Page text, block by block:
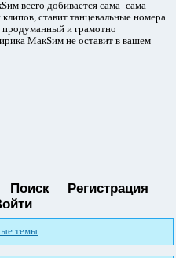
всего добивается сама- сама
ставит танцевальные номера.
продуманный и грамотно
МакSим не оставит в вашем
Поиск
Регистрация
темы